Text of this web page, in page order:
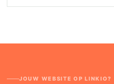
JOUW WEBSITE OP LINKIO?